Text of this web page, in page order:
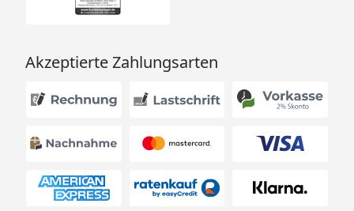
Akzeptierte Zahlungsarten